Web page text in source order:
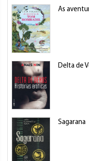
As
Delta de
Sagarana